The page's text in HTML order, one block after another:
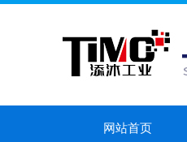
网站首页